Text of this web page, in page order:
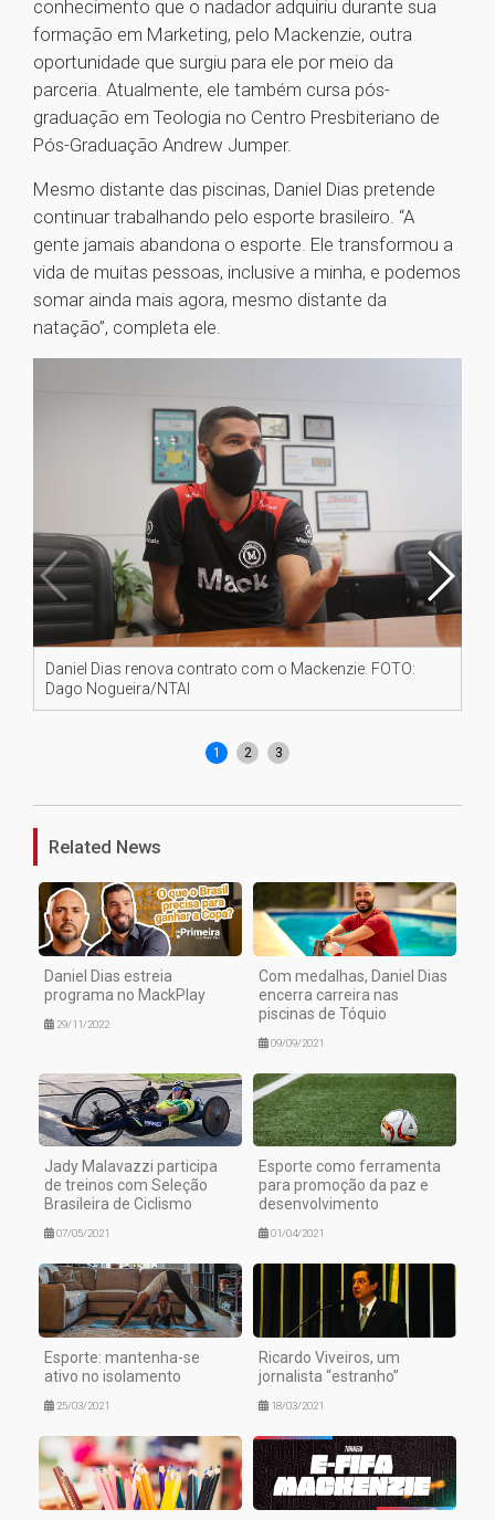
conhecimento que o nadador adquiriu durante sua
formação em Marketing, pelo Mackenzie, outra
oportunidade que surgiu para ele por meio da
parceria. Atualmente, ele também cursa pós-
graduação em Teologia no Centro Presbiteriano de
Pós-Graduação Andrew Jumper.
Mesmo distante das piscinas, Daniel Dias pretende
continuar trabalhando pelo esporte brasileiro. “A
gente jamais abandona o esporte. Ele transformou a
vida de muitas pessoas, inclusive a minha, e podemos
somar ainda mais agora, mesmo distante da
natação”, completa ele.
Daniel Dias renova contrato com o Mackenzie. FOTO:
Dago Nogueira/NTAI
1 2 3
Related News
Daniel Dias estreia
programa no MackPlay
29/11/2022
Com medalhas, Daniel Dias
encerra carreira nas
piscinas de Tóquio
09/09/2021
Jady Malavazzi participa
de treinos com Seleção
Brasileira de Ciclismo
07/05/2021
Esporte como ferramenta
para promoção da paz e
desenvolvimento
01/04/2021
Esporte: mantenha-se
ativo no isolamento
25/03/2021
Ricardo Viveiros, um
jornalista “estranho”
18/03/2021